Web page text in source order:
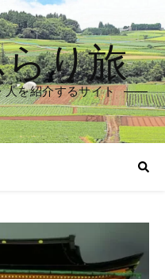
り旅
人を紹介するサイト